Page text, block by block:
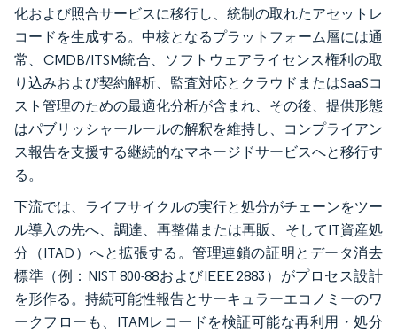
化および照合サービスに移行し、統制の取れたアセットレ
コードを生成する。中核となるプラットフォーム層には通
常、CMDB/ITSM統合、ソフトウェアライセンス権利の取
り込みおよび契約解析、監査対応とクラウドまたはSaaSコ
スト管理のための最適化分析が含まれ、その後、提供形態
はパブリッシャールールの解釈を維持し、コンプライアン
ス報告を支援する継続的なマネージドサービスへと移行す
る。
下流では、ライフサイクルの実行と処分がチェーンをツー
ル導入の先へ、調達、再整備または再販、そしてIT資産処
分（ITAD）へと拡張する。管理連鎖の証明とデータ消去
標準（例：NIST 800-88およびIEEE 2883）がプロセス設計
を形作る。持続可能性報告とサーキュラーエコノミーのワ
ークフローも、ITAMレコードを検証可能な再利用・処分